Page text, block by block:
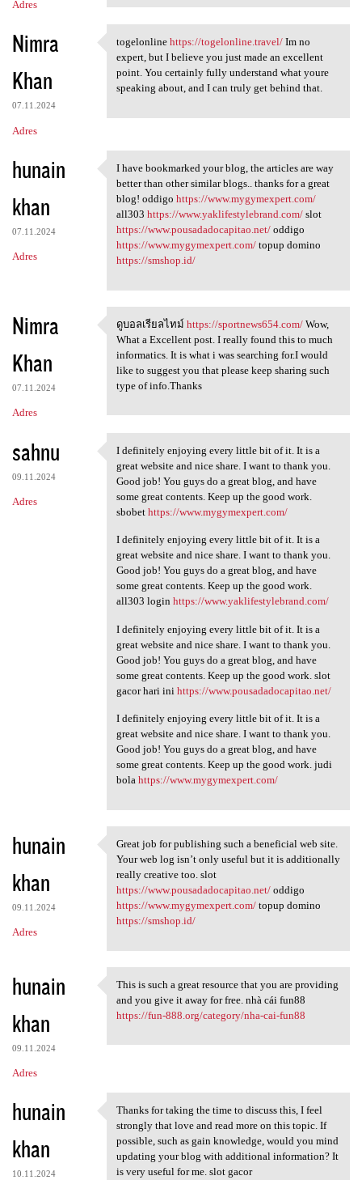
Adres
Nimra
Khan
07.11.2024
Adres
togelonline https:/
togelonline https://togelonline.travel/Im no
expert, but I believe you just made an excellent
point. You certainly fully understand what youre
speaking about, and I can truly get behind that.
hunain
khan
07.11.2024
Adres
I have bookmarked your blog,
I have bookmarked your blog, the articles are way
better than other similar blogs.. thanks for a great
blog! oddigo https://www.mygymexpert.com/
all303 https://www.yaklifestylebrand.com/slot
https://www.pousadadocapitao.net/oddigo
https://www.mygymexpert.com/topup domino
https://smshop.id/
Nimra
Khan
07.11.2024
Adres
ดูบอลเรียลไทม์ https:/
ดูบอลเรียลไทม์ https://sportnews654.com/Wow,
What a Excellent post. I really found this to much
informatics. It is what i was searching for.I would
like to suggest you that please keep sharing such
type of info.Thanks
sahnu
09.11.2024
Adres
I definitely enjoying every
I definitely enjoying every little bit of it. It is a
great website and nice share. I want to thank you.
Good job! You guys do a great blog, and have
some great contents. Keep up the good work.
sbobet https://www.mygymexpert.com/
I definitely enjoying every little bit of it. It is a
great website and nice share. I want to thank you.
Good job! You guys do a great blog, and have
some great contents. Keep up the good work.
all303 login https://www.yaklifestylebrand.com/
I definitely enjoying every little bit of it. It is a
great website and nice share. I want to thank you.
Good job! You guys do a great blog, and have
some great contents. Keep up the good work. slot
gacor hari ini https://www.pousadadocapitao.net/
I definitely enjoying every little bit of it. It is a
great website and nice share. I want to thank you.
Good job! You guys do a great blog, and have
some great contents. Keep up the good work. judi
bola https://www.mygymexpert.com/
hunain
khan
09.11.2024
Adres
Great job for publishing such
Great job for publishing such a beneficial web site.
Your web log isn’t only useful but it is additionally
really creative too. slot
https://www.pousadadocapitao.net/oddigo
https://www.mygymexpert.com/topup domino
https://smshop.id/
hunain
khan
09.11.2024
Adres
This is such a great resource
This is such a great resource that you are providing
and you give it away for free. nhà cái fun88
https://fun-888.org/category/nha-cai-fun88
hunain
khan
10.11.2024
Thanks for taking the time to
Thanks for taking the time to discuss this, I feel
strongly that love and read more on this topic. If
possible, such as gain knowledge, would you mind
updating your blog with additional information? It
is very useful for me. slot gacor